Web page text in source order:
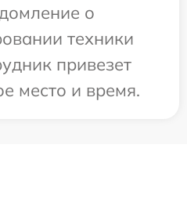
о
техники
привезет
место и время.